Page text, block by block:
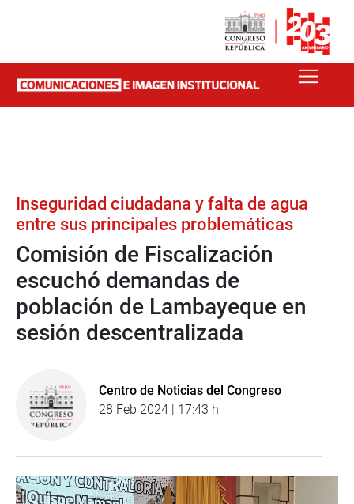
Inseguridad ciudadana y falta de agua
entre sus principales problemáticas
Comisión de Fiscalización
escuchó demandas de
población de Lambayeque en
sesión descentralizada
Centro de Noticias del Congreso
28 Feb 2024 | 17:43 h